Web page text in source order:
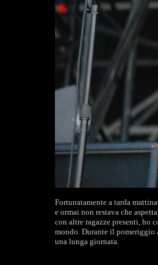
Fortunatamente a tarda
e ormai non restava che
con altre ragazze presenti, ho
mondo. Durante il pomeriggio
una lunga giornata.